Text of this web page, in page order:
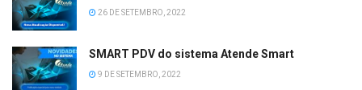
26 DE SETEMBRO, 2022
SMART PDV do sistema Atende Smart
9 DE SETEMBRO, 2022